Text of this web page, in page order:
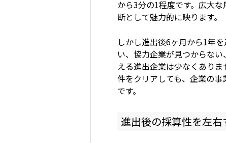
から3分の1程度です。広大
断として魅力的に映ります。
しかし進出後6ヶ月から1年
い、協力企業が見つからな
える進出企業は少なくあり
件をクリアしても、企業の事
です。
進出後の採算性を左右